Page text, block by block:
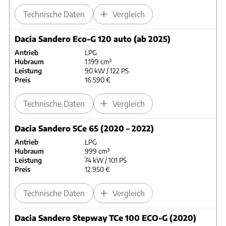
Technische Daten Vergleich
Dacia Sandero Eco-G 120 auto (ab 2025)
Antrieb
LPG
Hubraum
1.199 cm³
Leistung
90 kW / 122 PS
Preis
16.590 €
Technische Daten Vergleich
Dacia Sandero SCe 65 (2020 – 2022)
Antrieb
LPG
Hubraum
999 cm³
Leistung
74 kW / 101 PS
Preis
12.950 €
Technische Daten Vergleich
Dacia Sandero Stepway TCe 100 ECO-G (2020)